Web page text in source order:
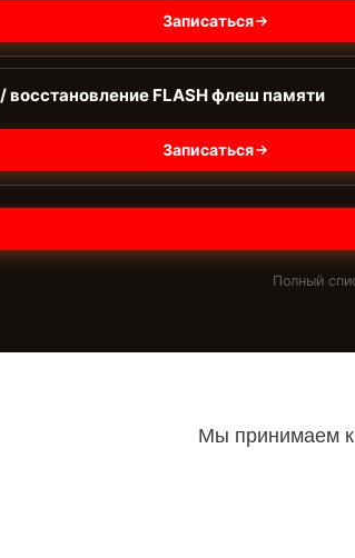
Записаться
восстановление FLASH флеш памяти
Записаться
Полный
Мы принимаем к